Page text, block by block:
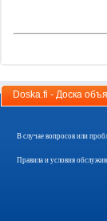
Doska.fi - Доска
В случае вопросов или
Правила и условия